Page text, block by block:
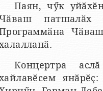
Паян, чӳк
патшалӑх
Концертра